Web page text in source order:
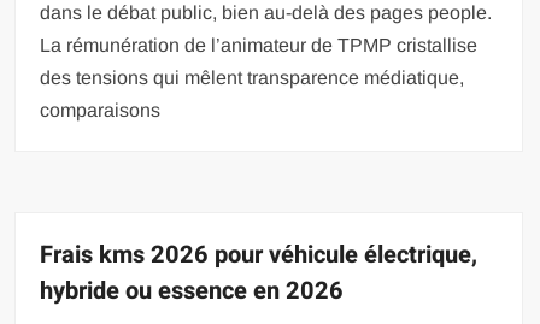
dans le débat public, bien au-delà des pages people.
La rémunération de l’animateur de TPMP cristallise
des tensions qui mêlent transparence médiatique,
comparaisons
Frais kms 2026 pour véhicule électrique,
hybride ou essence en 2026